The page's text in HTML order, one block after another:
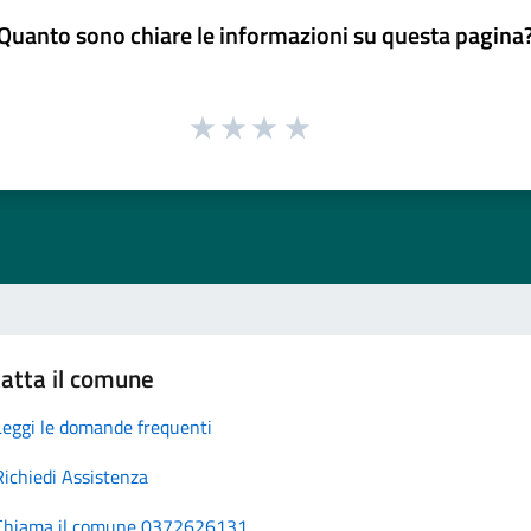
sono chiare le informazioni su questa
il comune
le domande frequenti
Assistenza